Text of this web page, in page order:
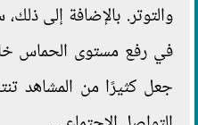
والتوتر. بالإضافة إلى
في رفع مستوى الحماس
جعل كثيرًا من المشاهد